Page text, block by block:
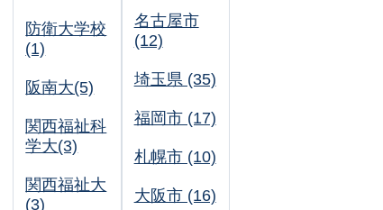
防衛大学校
(1)
阪南大(5)
関西福祉科
学大(3)
関西福祉大
(3)
名古屋市
(12)
埼玉県 (35)
福岡市 (17)
札幌市 (10)
大阪市 (16)